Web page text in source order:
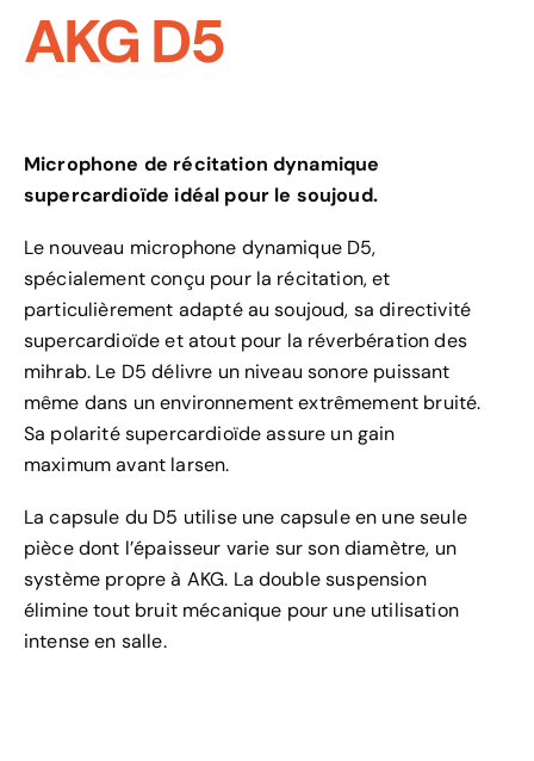
AKG D5
Microphone de récitation dynamique
supercardioïde idéal pour le soujoud.
Le nouveau microphone dynamique D5,
spécialement conçu pour la récitation, et
particulièrement adapté au soujoud, sa directivité
supercardioïde et atout pour la réverbération des
mihrab. Le D5 délivre un niveau sonore puissant
même dans un environnement extrêmement bruité.
Sa polarité supercardioïde assure un gain
maximum avant larsen.
La capsule du D5 utilise une capsule en une seule
pièce dont l’épaisseur varie sur son diamètre, un
système propre à AKG. La double suspension
élimine tout bruit mécanique pour une utilisation
intense en salle.